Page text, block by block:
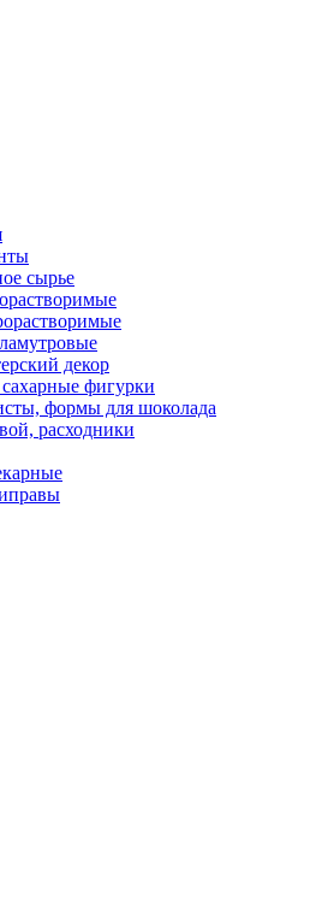
сырье
декор
фигурки
формы для шоколада
расходники